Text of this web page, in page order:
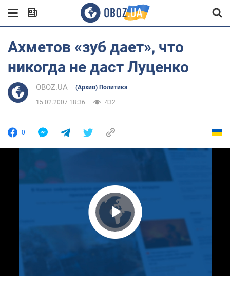
Ахметов «зуб дает», что
никогда не даст Луценко
OBOZ.UA (Архив) Политика
15.02.2007 18:36 432
0
Play Video